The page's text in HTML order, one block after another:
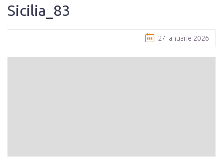
Sicilia_83
27 ianuarie 2026